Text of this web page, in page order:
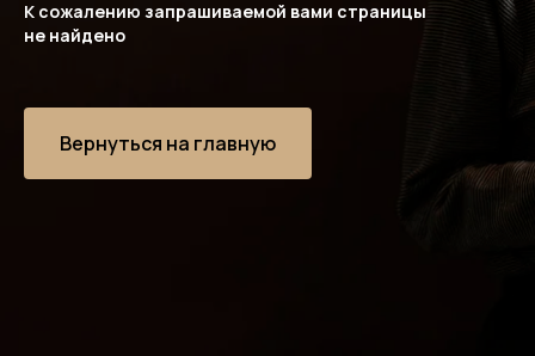
К сожалению запрашиваемой вами страницы
не найдено
Вернуться на главную